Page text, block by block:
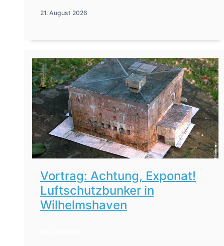
21. August 2026
Vortrag: Achtung, Exponat!
Luftschutzbunker in
Wilhelmshaven